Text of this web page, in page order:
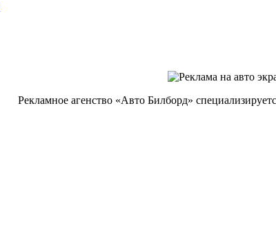
Рекламное агенство «Авто Билборд»